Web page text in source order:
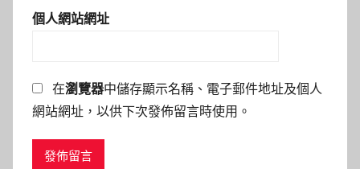
個人網站網址
在瀏覽器中儲存顯示名稱、電子郵件地址及個人
網站網址，以供下次發佈留言時使用。